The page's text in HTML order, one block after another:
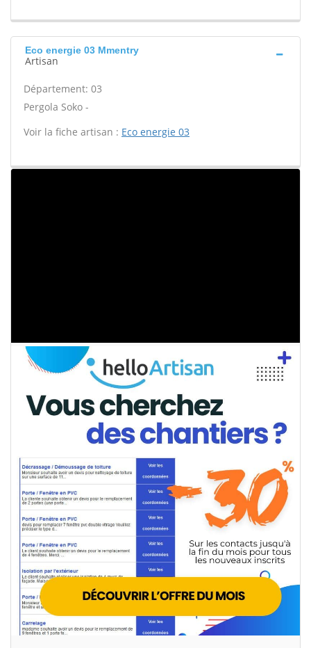
Eco energie 03 Mmentry
Artisan
Département: 03
Pergola Soko -
Voir la fiche artisan : Eco energie 03